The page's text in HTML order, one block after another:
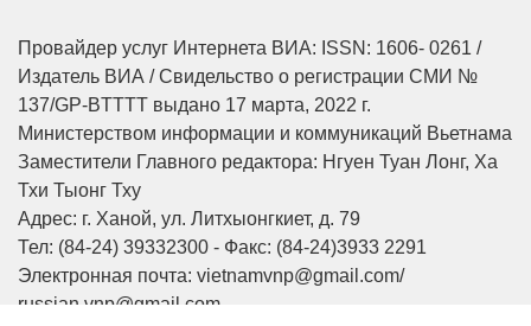
Провайдер услуг Интернета ВИА: ISSN: 1606- 0261 /
Издатель ВИА / Свидельство о регистрации СМИ №
137/GP-BTTTT выдано 17 марта, 2022 г.
Министерством информации и коммуникаций Вьетнама
Заместители Главного редактора: Нгуен Туан Лонг, Ха
Тхи Тыонг Тху
Адрес: г. Ханой, ул. Литхыонгкиет, д. 79
Тел: (84-24) 39332300 - Факс: (84-24)3933 2291
Электронная почта: vietnamvnp@gmail.com/
russian.vnp@gmail.com